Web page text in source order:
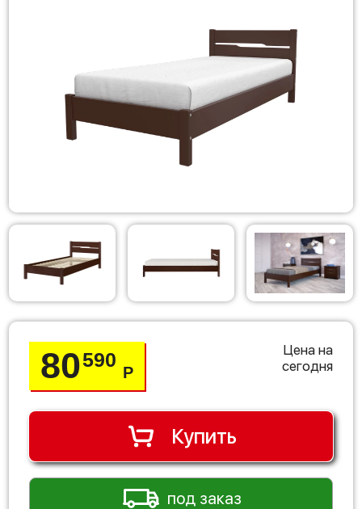
80590
Р
Цена на
сегодня
Купить
под заказ